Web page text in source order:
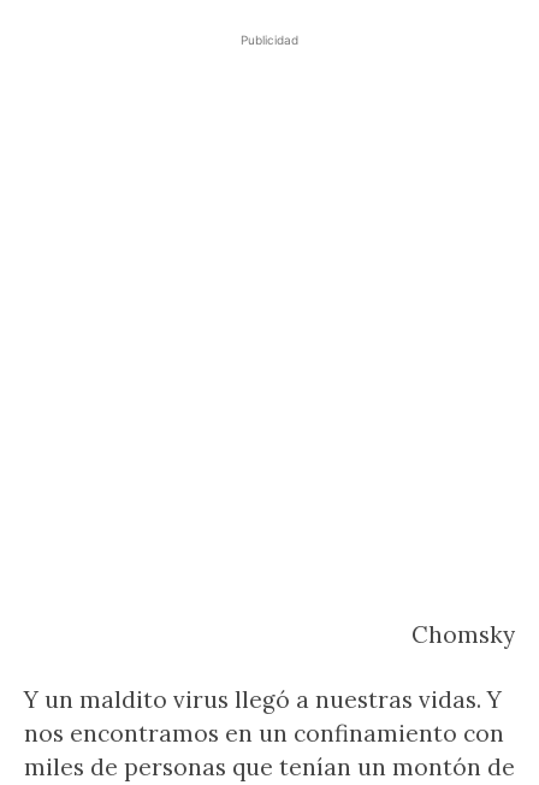
Publicidad
Chomsky
Y un maldito virus llegó a nuestras vidas. Y
nos encontramos en un confinamiento con
miles de personas que tenían un montón de